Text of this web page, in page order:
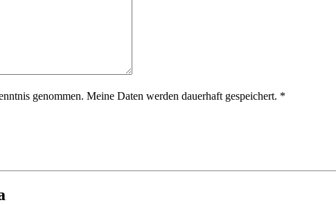
genommen. Meine Daten werden dauerhaft gespeichert. *